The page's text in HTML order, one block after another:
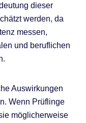
dieser
werden, da
messen,
und beruflichen
Auswirkungen
Wenn Prüflinge
möglicherweise